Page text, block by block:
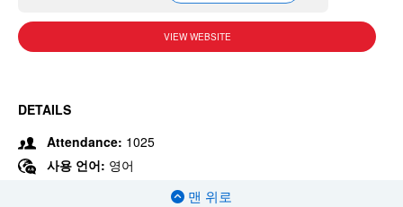
VIEW WEBSITE
DETAILS
Attendance: 1025
사용 언어: 영어
맨 위로